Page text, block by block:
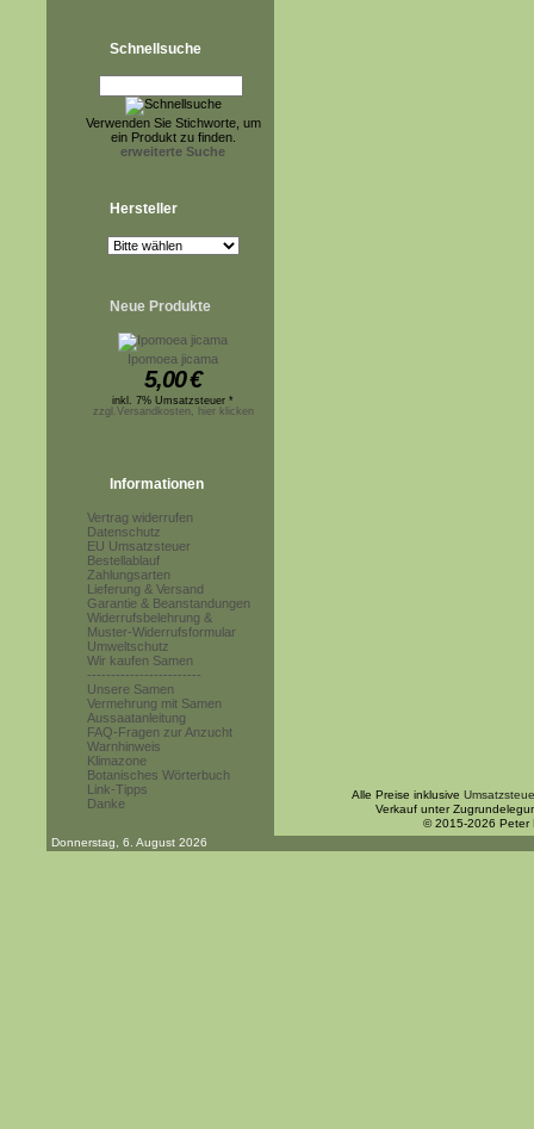
Schnellsuche
Verwenden Sie Stichworte, um
ein Produkt zu finden.
erweiterte Suche
Hersteller
Neue Produkte
Ipomoea jicama
5,00€
inkl. 7% Umsatzsteuer *
zzgl.Versandkosten, hier klicken
Informationen
Vertrag widerrufen
Datenschutz
EU Umsatzsteuer
Bestellablauf
Zahlungsarten
Lieferung & Versand
Garantie & Beanstandungen
Widerrufsbelehrung &
Muster-Widerrufsformular
Umweltschutz
Wir kaufen Samen
------------------------
Unsere Samen
Vermehrung mit Samen
Aussaatanleitung
FAQ-Fragen zur Anzucht
Warnhinweis
Klimazone
Botanisches Wörterbuch
Link-Tipps
Danke
Alle Preise inklusive
Verkauf unter
© 2015-2026 Peter
Donnerstag, 6. August 2026